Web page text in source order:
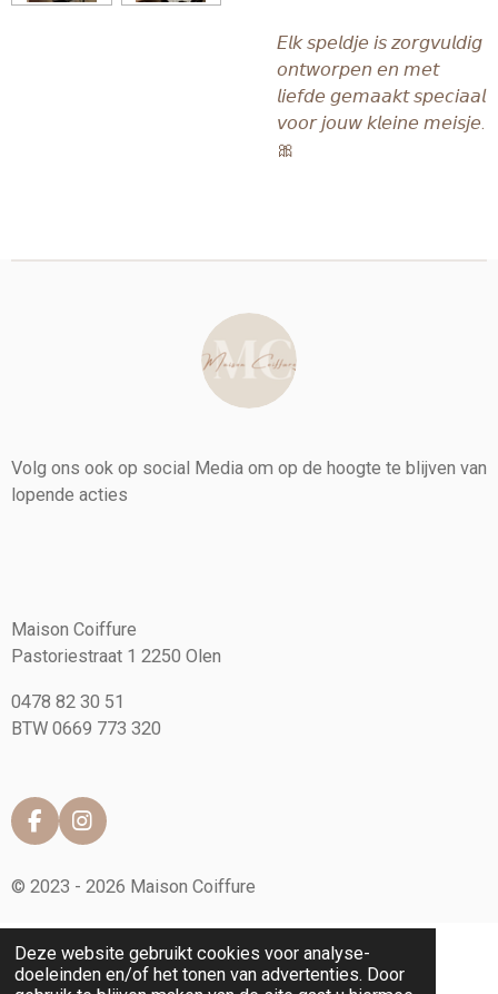
Deze website gebruikt cookies voor analyse-
doeleinden en/of het tonen van advertenties. Door
𝘌𝘭𝘬 𝘴𝘱𝘦𝘭𝘥𝘫𝘦 𝘪𝘴 𝘻𝘰𝘳𝘨𝘷𝘶𝘭𝘥𝘪𝘨
𝘰𝘯𝘵𝘸𝘰𝘳𝘱𝘦𝘯 𝘦𝘯 𝘮𝘦𝘵
𝘭𝘪𝘦𝘧𝘥𝘦 𝘨𝘦𝘮𝘢𝘢𝘬𝘵 𝘴𝘱𝘦𝘤𝘪𝘢𝘢𝘭
𝘷𝘰𝘰𝘳 𝘫𝘰𝘶𝘸 𝘬𝘭𝘦𝘪𝘯𝘦 𝘮𝘦𝘪𝘴𝘫𝘦.
🎀
Volg ons ook op social Media om op de hoogte te blijven van
lopende acties
Maison Coiffure
Pastoriestraat 1 2250 Olen
0478 82 30 51
BTW 0669 773 320
F
a
e
o
o
k
I
n
t
g
r
a
© 2023 - 2026 Maison Coiffure